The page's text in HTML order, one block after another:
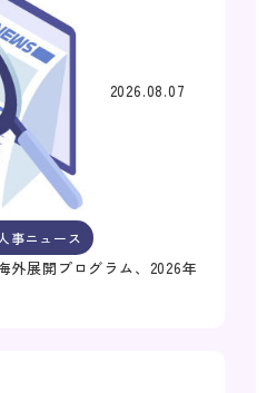
2026.08.07
事ニュース
外展開プログラム、2026年